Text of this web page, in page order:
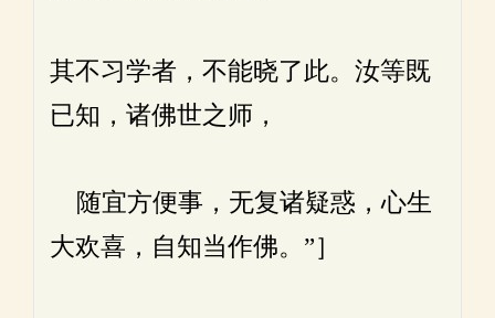
其不习学者，不能晓了此。汝等既
已知，诸佛世之师，
随宜方便事，无复诸疑惑，心生
大欢喜，自知当作佛。”］